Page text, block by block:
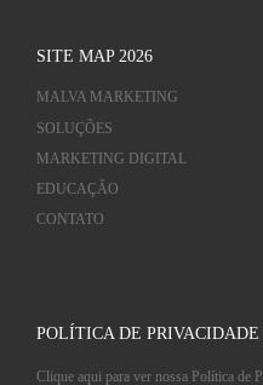
SITE MAP 2026
MALVA MARKETING
SOLUÇÕES
MARKETING DIGITAL
EDUCAÇÃO
CONTATO
POLÍTICA DE PRIVACIDADE
Clique aqui para ver nossa Política de